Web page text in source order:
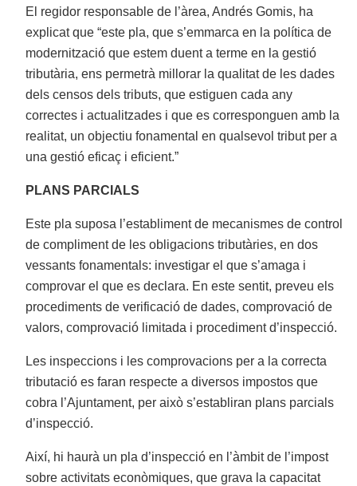
El regidor responsable de l’àrea, Andrés Gomis, ha
explicat que “este pla, que s’emmarca en la política de
modernització que estem duent a terme en la gestió
tributària, ens permetrà millorar la qualitat de les dades
dels censos dels tributs, que estiguen cada any
correctes i actualitzades i que es corresponguen amb la
realitat, un objectiu fonamental en qualsevol tribut per a
una gestió eficaç i eficient.”
PLANS PARCIALS
Este pla suposa l’establiment de mecanismes de control
de compliment de les obligacions tributàries, en dos
vessants fonamentals: investigar el que s’amaga i
comprovar el que es declara. En este sentit, preveu els
procediments de verificació de dades, comprovació de
valors, comprovació limitada i procediment d’inspecció.
Les inspeccions i les comprovacions per a la correcta
tributació es faran respecte a diversos impostos que
cobra l’Ajuntament, per això s’establiran plans parcials
d’inspecció.
Així, hi haurà un pla d’inspecció en l’àmbit de l’impost
sobre activitats econòmiques, que grava la capacitat